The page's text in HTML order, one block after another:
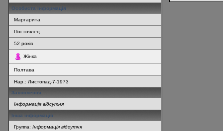
Особиста інформація
Маргарита
Постоялец
52 років
Жінка
Полтава
Нар.: Листопад-7-1973
Захоплення
Інформація відсутня
Інша інформація
Группа: Інформація відсутня